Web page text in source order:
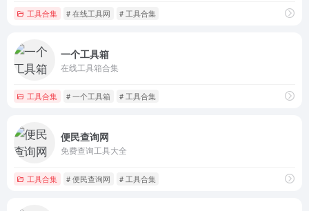
工具合集 # 在线工具网 # 工具合集
一个工具箱
在线工具箱合集
工具合集 # 一个工具箱 # 工具合集
便民查询网
免费查询工具大全
工具合集 # 便民查询网 # 工具合集